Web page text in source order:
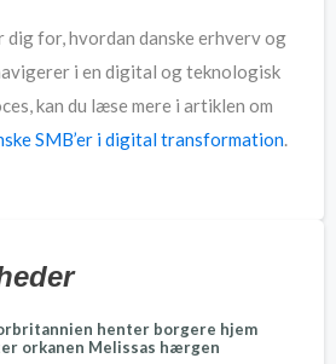
dig for, hvordan danske erhverv og
i en digital og teknologisk
kan du læse mere i artiklen om
SMB’er i digital transformation.
henter borgere hjem
orkanen Melissas hærgen